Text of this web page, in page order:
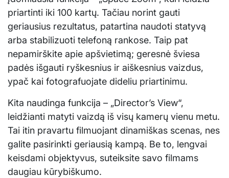
priartinti iki 100 kartų. Tačiau norint gauti
geriausius rezultatus, patartina naudoti statyvą
arba stabilizuoti telefoną rankose. Taip pat
nepamirškite apie apšvietimą; geresnė šviesa
padės išgauti ryškesnius ir aiškesnius vaizdus,
ypač kai fotografuojate dideliu priartinimu.
Kita naudinga funkcija – „Director’s View“,
leidžianti matyti vaizdą iš visų kamerų vienu metu.
Tai itin pravartu filmuojant dinamiškas scenas, nes
galite pasirinkti geriausią kampą. Be to, lengvai
keisdami objektyvus, suteiksite savo filmams
daugiau kūrybiškumo.